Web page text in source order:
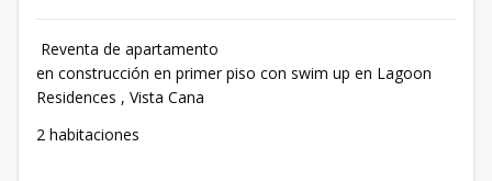
Reventa de apartamento
en construcción en primer piso con swim up en Lagoon
Residences , Vista Cana
2 habitaciones